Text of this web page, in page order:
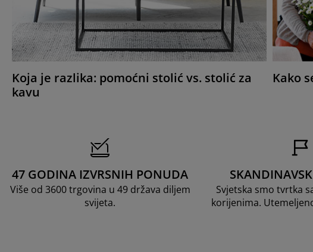
Koja je razlika: pomoćni stolić vs. stolić za
kavu
Kako
47 GODINA IZVRSNIH PONUDA
Više od 3600 trgovina u 49 država diljem
svijeta.
Svjetska smo tvrtka
korijenima.